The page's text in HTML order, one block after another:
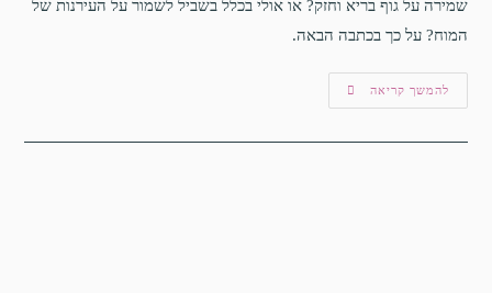
שמירה על גוף בריא וחזק? או אולי בכלל בשביל לשמור על העירנות של
המוח? על כך בכתבה הבאה.
להמשך קריאה